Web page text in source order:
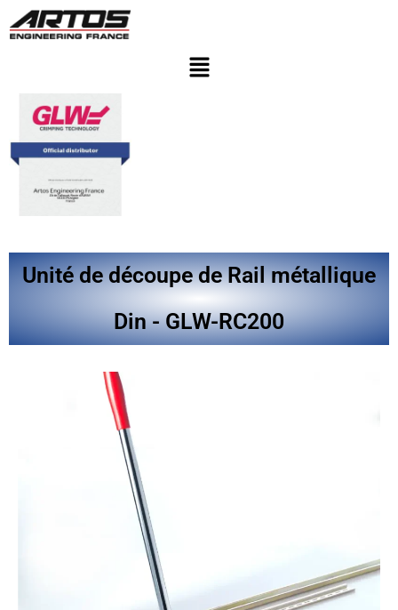
Unité de découpe de Rail métallique
Din - GLW-RC200